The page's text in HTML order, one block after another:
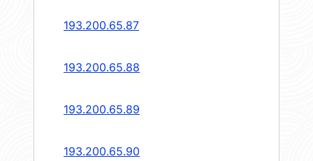
193.200.65.87
193.200.65.88
193.200.65.89
193.200.65.90